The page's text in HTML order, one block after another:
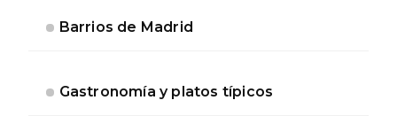
Barrios de Madrid
Gastronomía y platos típicos